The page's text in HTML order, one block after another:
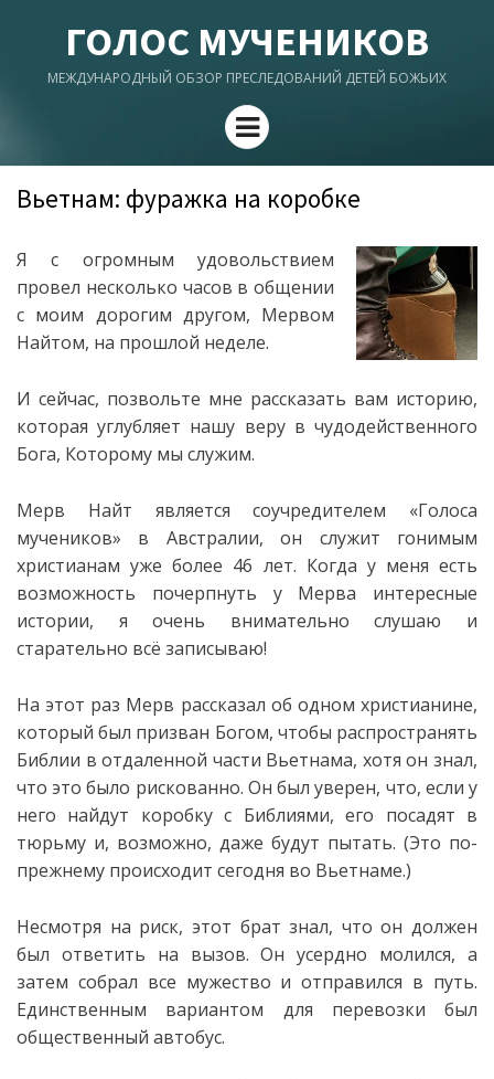
ГОЛОС МУЧЕНИКОВ
МЕЖДУНАРОДНЫЙ ОБЗОР ПРЕСЛЕДОВАНИЙ ДЕТЕЙ БОЖЬИХ
Menu
Вьетнам: фуражка на коробке
Я с огромным удовольствием
провел несколько часов в общении
с моим дорогим другом, Мервом
Найтом, на прошлой неделе.
И сейчас, позвольте мне рассказать вам историю,
которая углубляет нашу веру в чудодейственного
Бога, Которому мы служим.
Мерв Найт является соучредителем «Голоса
мучеников» в Австралии, он служит гонимым
христианам уже более 46 лет. Когда у меня есть
возможность почерпнуть у Мерва интересные
истории, я очень внимательно слушаю и
старательно всё записываю!
На этот раз Мерв рассказал об одном христианине,
который был призван Богом, чтобы распространять
Библии в отдаленной части Вьетнама, хотя он знал,
что это было рискованно. Он был уверен, что, если у
него найдут коробку с Библиями, его посадят в
тюрьму и, возможно, даже будут пытать. (Это по-
прежнему происходит сегодня во Вьетнаме.)
Несмотря на риск, этот брат знал, что он должен
был ответить на вызов. Он усердно молился, а
затем собрал все мужество и отправился в путь.
Единственным вариантом для перевозки был
общественный автобус.